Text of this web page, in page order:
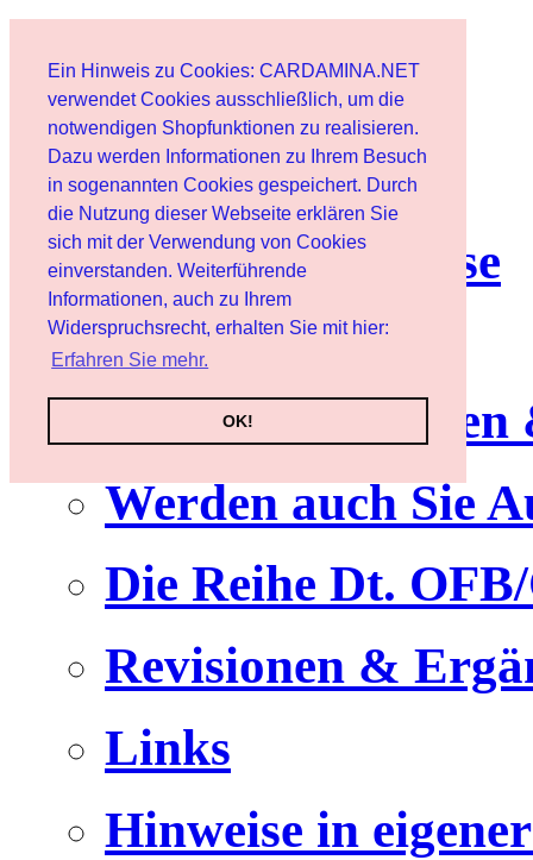
Ein Hinweis zu Cookies: CARDAMINA.NET
verwendet Cookies ausschließlich, um die
notwendigen Shopfunktionen zu realisieren.
Dazu werden Informationen zu Ihrem Besuch
in sogenannten Cookies gespeichert. Durch
die Nutzung dieser Webseite erklären Sie
sich mit der Verwendung von Cookies
einverstanden. Weiterführende
Informationen, auch zu Ihrem
Widerspruchsrecht, erhalten Sie mit hier:
Erfahren Sie mehr.
OK!
Benutzer
Newsletter
Nutzungshinweise
Service
Werden auch Sie
Die Reihe Dt.
Revisionen &
Links
Hinweise in